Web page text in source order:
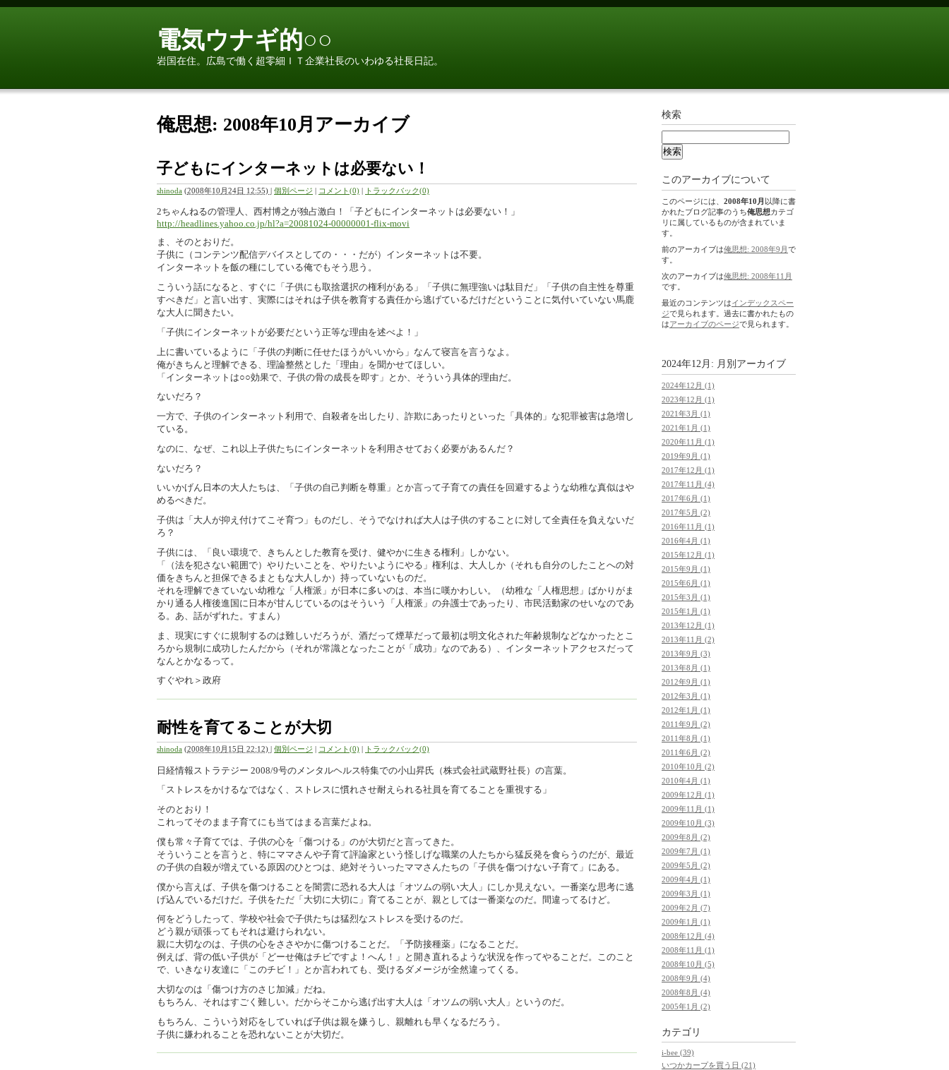
電気ウナギ的○○
岩国在住。広島で働く超零細ＩＴ企業社長のいわゆる社長日記。
俺思想: 2008年10月アーカイブ
子どもにインターネットは必要ない！
shinoda (2008年10月24日 12:55) | 個別ページ | コメント(0) | トラックバック(0)
2ちゃんねるの管理人、西村博之が独占激白！「子どもにインターネットは必要ない！」
http://headlines.yahoo.co.jp/hl?a=20081024-00000001-flix-movi
ま、そのとおりだ。
子供に（コンテンツ配信デバイスとしての・・・だが）インターネットは不要。
インターネットを飯の種にしている俺でもそう思う。
こういう話になると、すぐに「子供にも取捨選択の権利がある」「子供に無理強いは駄目だ」「子供の自主性を尊重
すべきだ」と言い出す、実際にはそれは子供を教育する責任から逃げているだけだということに気付いていない馬鹿
な大人に聞きたい。
「子供にインターネットが必要だという正等な理由を述べよ！」
上に書いているように「子供の判断に任せたほうがいいから」なんて寝言を言うなよ。
俺がきちんと理解できる、理論整然とした「理由」を聞かせてほしい。
「インターネットは○○効果で、子供の骨の成長を即す」とか、そういう具体的理由だ。
ないだろ？
一方で、子供のインターネット利用で、自殺者を出したり、詐欺にあったりといった「具体的」な犯罪被害は急増し
ている。
なのに、なぜ、これ以上子供たちにインターネットを利用させておく必要があるんだ？
ないだろ？
いいかげん日本の大人たちは、「子供の自己判断を尊重」とか言って子育ての責任を回避するような幼稚な真似はや
めるべきだ。
子供は「大人が抑え付けてこそ育つ」ものだし、そうでなければ大人は子供のすることに対して全責任を負えないだ
ろ？
子供には、「良い環境で、きちんとした教育を受け、健やかに生きる権利」しかない。
「（法を犯さない範囲で）やりたいことを、やりたいようにやる」権利は、大人しか（それも自分のしたことへの対
価をきちんと担保できるまともな大人しか）持っていないものだ。
それを理解できていない幼稚な「人権派」が日本に多いのは、本当に嘆かわしい。（幼稚な「人権思想」ばかりがま
かり通る人権後進国に日本が甘んじているのはそういう「人権派」の弁護士であったり、市民活動家のせいなのであ
る。あ、話がずれた。すまん）
ま、現実にすぐに規制するのは難しいだろうが、酒だって煙草だって最初は明文化された年齢規制などなかったとこ
ろから規制に成功したんだから（それが常識となったことが「成功」なのである）、インターネットアクセスだって
なんとかなるって。
すぐやれ＞政府
耐性を育てることが大切
shinoda (2008年10月15日 22:12) 個別ページ コメント(0) トラックバック(0)
日経情報ストラテジー 2008/9号のメンタルヘルス特集での小山昇氏（株式会社武蔵野社長）の言葉。
「ストレスをかけるなではなく、ストレスに慣れさせ耐えられる社員を育てることを重視する」
そのとおり！
これってそのまま子育てにも当てはまる言葉だよね。
僕も常々子育てでは、子供の心を「傷つける」のが大切だと言ってきた。
そういうことを言うと、特にママさんや子育て評論家という怪しげな職業の人たちから猛反発を食らうのだが、最近
の子供の自殺が増えている原因のひとつは、絶対そういったママさんたちの「子供を傷つけない子育て」にある。
僕から言えば、子供を傷つけることを闇雲に恐れる大人は「オツムの弱い大人」にしか見えない。一番楽な思考に逃
げ込んでいるだけだ。子供をただ「大切に大切に」育てることが、親としては一番楽なのだ。間違ってるけど。
何をどうしたって、学校や社会で子供たちは猛烈なストレスを受けるのだ。
どう親が頑張ってもそれは避けられない。
親に大切なのは、子供の心をささやかに傷つけることだ。「予防接種薬」になることだ。
例えば、背の低い子供が「どーせ俺はチビですよ！へん！」と開き直れるような状況を作ってやることだ。このこと
で、いきなり友達に「このチビ！」とか言われても、受けるダメージが全然違ってくる。
大切なのは「傷つけ方のさじ加減」だね。
もちろん、それはすごく難しい。だからそこから逃げ出す大人は「オツムの弱い大人」というのだ。
もちろん、こういう対応をしていれば子供は親を嫌うし、親離れも早くなるだろう。
子供に嫌われることを恐れないことが大切だ。
検索
このアーカイブについて
このページには、 2008年10月 以降に書
かれたブログ記事のうち俺思想カテゴ
リに属しているものが含まれていま
す。
前のアーカイブは俺思想: 2008年9月で
す。
次のアーカイブは俺思想: 2008年11月
です。
最近のコンテンツはインデックスペー
ジで見られます。過去に書かれたもの
はアーカイブのページで見られます。
2024年12月: 月別アーカイブ
2024年12月 (1)
2023年12月 (1)
2021年3月 (1)
2021年1月 (1)
2020年11月 (1)
2019年9月 (1)
2017年12月 (1)
2017年11月 (4)
2017年6月 (1)
2017年5月 (2)
2016年11月 (1)
2016年4月 (1)
2015年12月 (1)
2015年9月 (1)
2015年6月 (1)
2015年3月 (1)
2015年1月 (1)
2013年12月 (1)
2013年11月 (2)
2013年9月 (3)
2013年8月 (1)
2012年9月 (1)
2012年3月 (1)
2012年1月 (1)
2011年9月 (2)
2011年8月 (1)
2011年6月 (2)
2010年10月 (2)
2010年4月 (1)
2009年12月 (1)
2009年11月 (1)
2009年10月 (3)
2009年8月 (2)
2009年7月 (1)
2009年5月 (2)
2009年4月 (1)
2009年3月 (1)
2009年2月 (7)
2009年1月 (1)
2008年12月 (4)
2008年11月 (1)
2008年10月 (5)
2008年9月 (4)
2008年8月 (4)
2005年1月 (2)
カテゴリ
i-bee (39)
いつかカープを買う日 (21)